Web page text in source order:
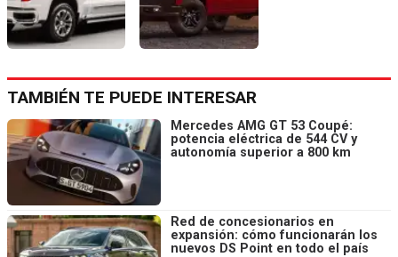
TAMBIÉN TE PUEDE INTERESAR
Mercedes AMG GT 53 Coupé:
potencia eléctrica de 544 CV y
autonomía superior a 800 km
Red de concesionarios en
expansión: cómo funcionarán los
nuevos DS Point en todo el país